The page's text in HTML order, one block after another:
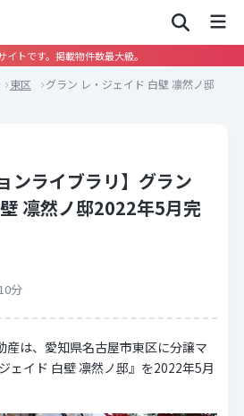
トです。掲載物件数最大級。
東区 グラン レ・ジェイド 白壁 凛然ノ邸
ンライブラリ】グラン
凛然ノ邸2022年5月完
分
産は、愛知県名古屋市東区に分譲マ
ェイド 白壁 凛然ノ邸』を2022年5月